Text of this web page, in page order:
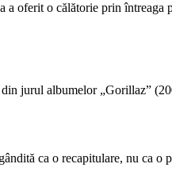
oferit o călătorie prin
jurul albumelor „Gorillaz”
ca o recapitulare, nu ca o